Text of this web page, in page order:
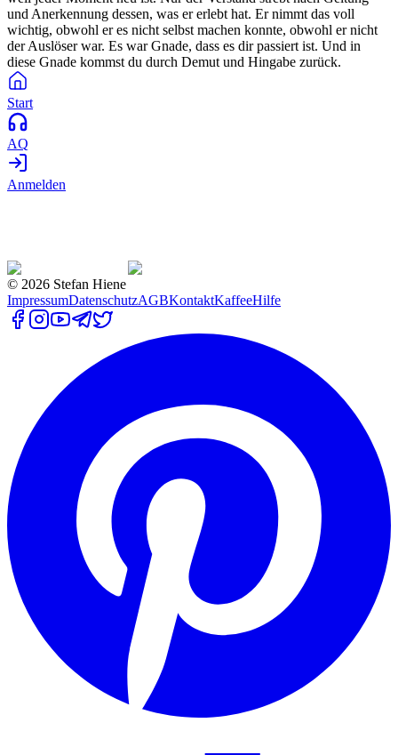
und Anerkennung dessen, was er erlebt hat. Er nimmt das voll
wichtig, obwohl er es nicht selbst machen konnte, obwohl er nicht
der Auslöser war. Es war Gnade, dass es dir passiert ist. Und in
diese Gnade kommst du durch Demut und Hingabe zurück.
Start
AQ
Anmelden
© 2026 Stefan Hiene
ImpressumDatenschutzAGBKontaktKaffeeHilfe